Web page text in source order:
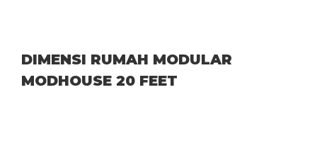
DIMENSI RUMAH MODULAR
MODHOUSE 20 FEET